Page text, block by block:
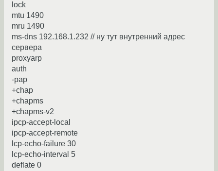
lock
mtu 1490
mru 1490
ms-dns 192.168.1.232 // ну тут внутренний адрес
сервера
proxyarp
auth
-pap
+chap
+chapms
+chapms-v2
ipcp-accept-local
ipcp-accept-remote
lcp-echo-failure 30
lcp-echo-interval 5
deflate 0